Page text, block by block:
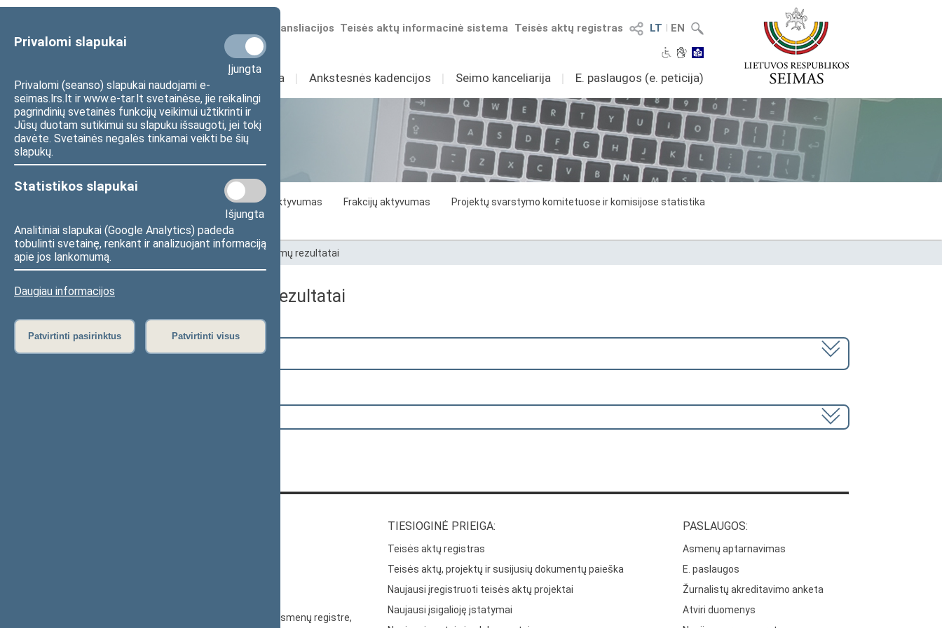
Privalomi slapukai
Įjungta
Privalomi (seanso) slapukai naudojami e-
seimas.lrs.lt ir www.e-tar.lt svetainėse, jie reikalingi
pagrindinių svetainės funkcijų veikimui užtikrinti ir
Jūsų duotam sutikimui su slapuku išsaugoti, jei tokį
davėte. Svetainės negalės tinkamai veikti be šių
slapukų.
Statistikos slapukai
Išjungta
Analitiniai slapukai (Google Analytics) padeda
tobulinti svetainę, renkant ir analizuojant informaciją
apie jos lankomumą.
Daugiau informacijos
Patvirtinti pasirinktus Patvirtinti visus
LT I EN
Teisės aktų registras
Teisės aktų informacinė sistema
Numatomos transliacijos
Sudėtis Veikla I Ankstesnės kadencijos I Seimo kanceliarija I E. paslaugos (e. peticija)
Statistika
Seimo narių aktyvumas Frakcijų aktyvumas
Projektų svarstymo komitetuose ir komisijose statistika
Seimo narių balsavimų rezultatai
Pradžia Seimo narių balsavimų rezultatai
Seimo narių balsavimų rezultatai
Pasirinkite kadenciją:
2024–2028 metų kadencija
Duomenys kaupiami ir saugomi Juridinių asmenų registre,
TIESIOGINĖ PRIEIGA:
Teisės aktų registras
Teisės aktų, projektų ir susijusių dokumentų paieška
Naujausi įregistruoti teisės aktų projektai
Naujausi įsigalioję įstatymai
PASLAUGOS:
Asmenų aptarnavimas
E. paslaugos
Žurnalistų akreditavimo anketa
Atviri duomenys